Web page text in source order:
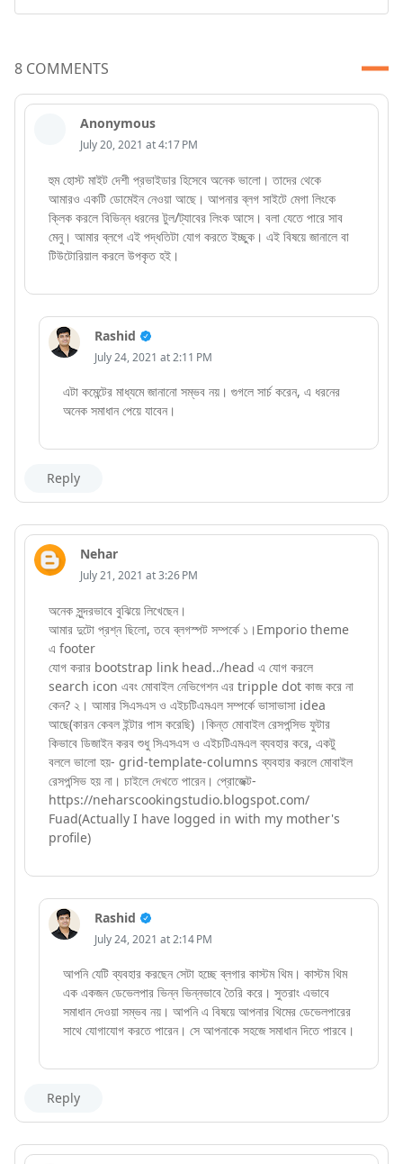
8 COMMENTS
Anonymous
July 20, 2021 at 4:17 PM
হুম হোস্ট মাইট দেশী প্রভাইডার হিসেবে অনেক ভালো। তাদের থেকে
আমারও একটি ডোমেইন নেওয়া আছে। আপনার ব্লগ সাইটে মেগা লিংকে
ক্লিক করলে বিভিন্ন ধরনের টুল/ট্যাবের লিংক আসে। বলা যেতে পারে সাব
মেনু। আমার ব্লগে এই পদ্ধতিটা যোগ করতে ইচ্ছুক। এই বিষয়ে জানালে বা
টিউটোরিয়াল করলে উপকৃত হই।
Rashid
July 24, 2021 at 2:11 PM
এটা কমেন্টের মাধ্যমে জানানো সম্ভব নয়। গুগলে সার্চ করেন, এ ধরনের
অনেক সমাধান পেয়ে যাবেন।
Reply
Nehar
July 21, 2021 at 3:26 PM
অনেক সুন্দরভাবে বুঝিয়ে লিখেছেন।
আমার দুটো প্রশ্ন ছিলো, তবে ব্লগস্পট সম্পর্কে ১।Emporio theme
এ footer
যোগ করার bootstrap link head../head এ যোগ করলে
search icon এবং মোবাইল নেভিগেশন এর tripple dot কাজ করে না
কেন? ২। আমার সিএসএস ও এইচটিএমএল সম্পর্কে ভাসাভাসা idea
আছে(কারন কেবল ইন্টার পাস করেছি) ।কিন্ত মোবাইল রেসপন্সিভ ফুটার
কিভাবে ডিজাইন করব শুধু সিএসএস ও এইচটিএমএল ব্যবহার করে, একটু
বললে ভালো হয়- grid-template-columns ব্যবহার করলে মোবাইল
রেসপন্সিভ হয় না। চাইলে দেখতে পারেন। প্রোজেক্ট-
https://neharscookingstudio.blogspot.com/
Fuad(Actually I have logged in with my mother's
profile)
Rashid
July 24, 2021 at 2:14 PM
আপনি যেটি ব্যবহার করছেন সেটা হচ্ছে ব্লগার কাস্টম থিম। কাস্টম থিম
এক একজন ডেভেলপার ভিন্ন ভিন্নভাবে তৈরি করে। সুতরাং এভাবে
সমাধান দেওয়া সম্ভব নয়। আপনি এ বিষয়ে আপনার থিমের ডেভেলপারের
সাথে যোগাযোগ করতে পারেন। সে আপনাকে সহজে সমাধান দিতে পারবে।
Reply